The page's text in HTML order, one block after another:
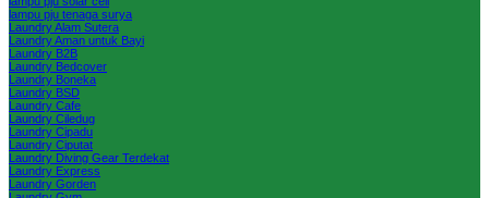
lampu pju tenaga surya
Laundry Alam Sutera
Laundry Aman untuk Bayi
Laundry B2B
Laundry Bedcover
Laundry Boneka
Laundry BSD
Laundry Cafe
Laundry Ciledug
Laundry Cipadu
Laundry Ciputat
Laundry Diving Gear Terdekat
Laundry Express
Laundry Gorden